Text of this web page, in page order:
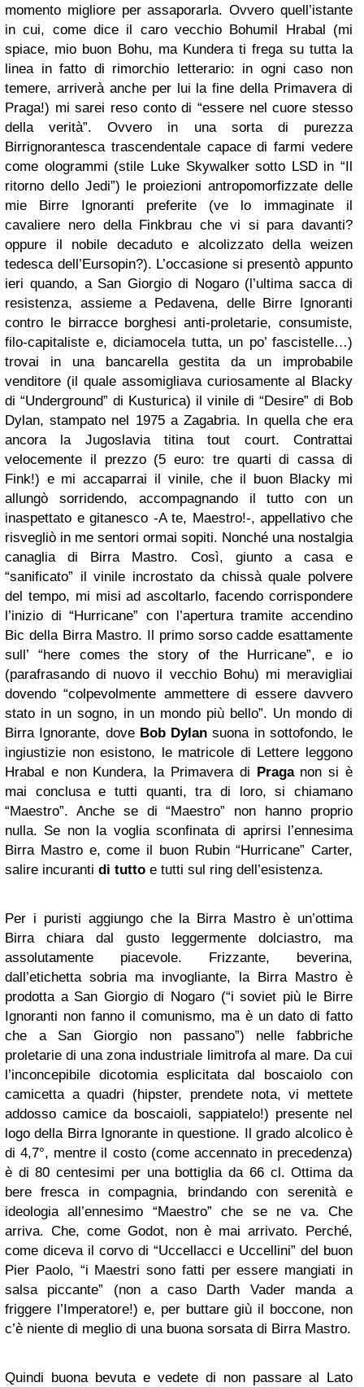
momento migliore per assaporarla. Ovvero quell’istante
in cui, come dice il caro vecchio Bohumil Hrabal (mi
spiace, mio buon Bohu, ma Kundera ti frega su tutta la
linea in fatto di rimorchio letterario: in ogni caso non
temere, arriverà anche per lui la fine della Primavera di
Praga!) mi sarei reso conto di “essere nel cuore stesso
della verità”. Ovvero in una sorta di purezza
Birrignorantesca trascendentale capace di farmi vedere
come ologrammi (stile Luke Skywalker sotto LSD in “Il
ritorno dello Jedi”) le proiezioni antropomorfizzate delle
mie Birre Ignoranti preferite (ve lo immaginate il
cavaliere nero della Finkbrau che vi si para davanti?
oppure il nobile decaduto e alcolizzato della weizen
tedesca dell’Eursopin?). L’occasione si presentò appunto
ieri quando, a San Giorgio di Nogaro (l’ultima sacca di
resistenza, assieme a Pedavena, delle Birre Ignoranti
contro le birracce borghesi anti-proletarie, consumiste,
filo-capitaliste e, diciamocela tutta, un po’ fascistelle…)
trovai in una bancarella gestita da un improbabile
venditore (il quale assomigliava curiosamente al Blacky
di “Underground” di Kusturica) il vinile di “Desire” di Bob
Dylan, stampato nel 1975 a Zagabria. In quella che era
ancora la Jugoslavia titina tout court. Contrattai
velocemente il prezzo (5 euro: tre quarti di cassa di
Fink!) e mi accaparrai il vinile, che il buon Blacky mi
allungò sorridendo, accompagnando il tutto con un
inaspettato e gitanesco -A te, Maestro!-, appellativo che
risvegliò in me sentori ormai sopiti. Nonché una nostalgia
canaglia di Birra Mastro. Così, giunto a casa e
“sanificato” il vinile incrostato da chissà quale polvere
del tempo, mi misi ad ascoltarlo, facendo corrispondere
l’inizio di “Hurricane” con l’apertura tramite accendino
Bic della Birra Mastro. Il primo sorso cadde esattamente
sull’ “here comes the story of the Hurricane”, e io
(parafrasando di nuovo il vecchio Bohu) mi meravigliai
dovendo “colpevolmente ammettere di essere davvero
stato in un sogno, in un mondo più bello”. Un mondo di
Birra Ignorante, dove Bob Dylan suona in sottofondo, le
ingiustizie non esistono, le matricole di Lettere leggono
Hrabal e non Kundera, la Primavera di Praganon si è
mai conclusa e tutti quanti, tra di loro, si chiamano
“Maestro”. Anche se di “Maestro” non hanno proprio
nulla. Se non la voglia sconfinata di aprirsi l’ennesima
Birra Mastro e, come il buon Rubin “Hurricane” Carter,
salire incuranti di tutto e tutti sul ring dell’esistenza.
Per i puristi aggiungo che la Birra Mastro è un’ottima
Birra chiara dal gusto leggermente dolciastro, ma
assolutamente piacevole. Frizzante, beverina,
dall’etichetta sobria ma invogliante, la Birra Mastro è
prodotta a San Giorgio di Nogaro (“i soviet più le Birre
Ignoranti non fanno il comunismo, ma è un dato di fatto
che a San Giorgio non passano”) nelle fabbriche
proletarie di una zona industriale limitrofa al mare. Da cui
l’inconcepibile dicotomia esplicitata dal boscaiolo con
camicetta a quadri (hipster, prendete nota, vi mettete
addosso camice da boscaioli, sappiatelo!) presente nel
logo della Birra Ignorante in questione. Il grado alcolico è
di 4,7°, mentre il costo (come accennato in precedenza)
è di 80 centesimi per una bottiglia da 66 cl. Ottima da
bere fresca in compagnia, brindando con serenità e
ideologia all’ennesimo “Maestro” che se ne va. Che
arriva. Che, come Godot, non è mai arrivato. Perché,
come diceva il corvo di “Uccellacci e Uccellini” del buon
Pier Paolo, “i Maestri sono fatti per essere mangiati in
salsa piccante” (non a caso Darth Vader manda a
friggere l’Imperatore!) e, per buttare giù il boccone, non
c’è niente di meglio di una buona sorsata di Birra Mastro.
Quindi buona bevuta e vedete di non passare al Lato